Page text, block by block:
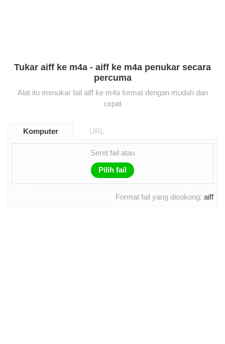
Tukar aiff ke m4a - aiff ke m4a penukar secara
percuma
Alat itu menukar fail aiff ke m4a format dengan mudah dan
cepat
Komputer URL
Seret fail atau
Pilih fail
Format fail yang disokong: aiff